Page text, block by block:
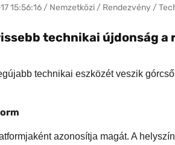
15:56:16 / Nemzetközi / Rendezvény /
technikai újdonság
technikai eszközét veszik
azonosítja magát. A